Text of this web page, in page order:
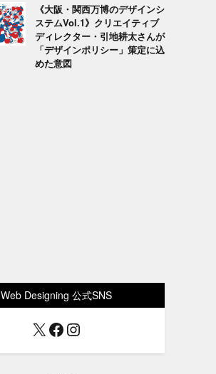
《大阪・関西万博のデザインシ
ステムVol.1》クリエイティブ
ディレクター・引地耕太さんが
「デザインポリシー」策定に込
めた意図
Web Designing 公式SNS
X Facebook
Instagram